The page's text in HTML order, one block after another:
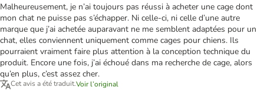
Malheureusement, je n’ai toujours pas réussi à acheter une cage dont
mon chat ne puisse pas s’échapper. Ni celle-ci, ni celle d’une autre
marque que j’ai achetée auparavant ne me semblent adaptées pour un
chat, elles conviennent uniquement comme cages pour chiens. Ils
pourraient vraiment faire plus attention à la conception technique du
produit. Encore une fois, j’ai échoué dans ma recherche de cage, alors
qu’en plus, c’est assez cher.
Cet avis a été traduit.Voir l’original